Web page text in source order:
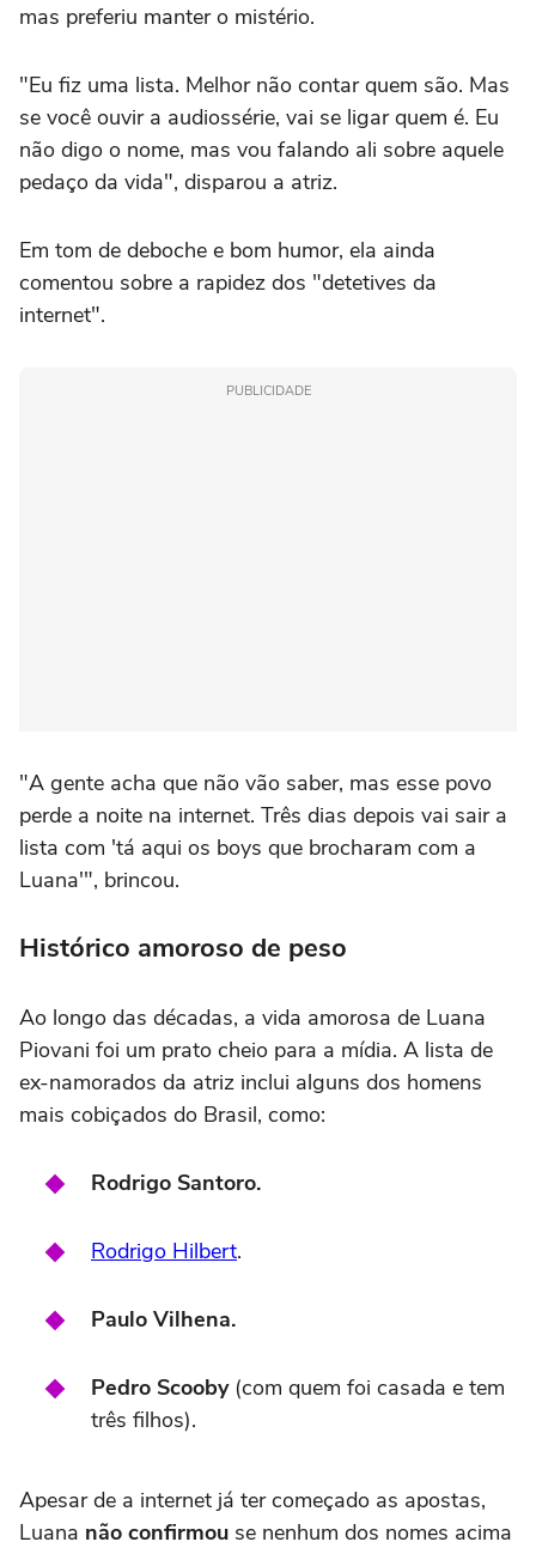
mas preferiu manter o mistério.
"Eu fiz uma lista. Melhor não contar quem são. Mas
se você ouvir a audiossérie, vai se ligar quem é. Eu
não digo o nome, mas vou falando ali sobre aquele
pedaço da vida", disparou a atriz.
Em tom de deboche e bom humor, ela ainda
comentou sobre a rapidez dos "detetives da
internet".
PUBLICIDADE
"A gente acha que não vão saber, mas esse povo
perde a noite na internet. Três dias depois vai sair a
lista com 'tá aqui os boys que brocharam com a
Luana'", brincou.
Histórico amoroso de peso
Ao longo das décadas, a vida amorosa de Luana
Piovani foi um prato cheio para a mídia. A lista de
ex-namorados da atriz inclui alguns dos homens
mais cobiçados do Brasil, como:
Rodrigo Santoro.
Rodrigo Hilbert.
Paulo Vilhena.
Pedro Scooby(com quem foi casada e tem
três filhos).
Apesar de a internet já ter começado as apostas,
Luana não confirmou se nenhum dos nomes acima